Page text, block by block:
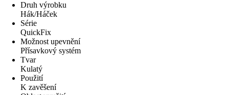
Druh výrobku
Hák/Háček
Série
QuickFix
Možnost upevnění
Přísavkový systém
Tvar
Kulatý
Použití
K zavěšení